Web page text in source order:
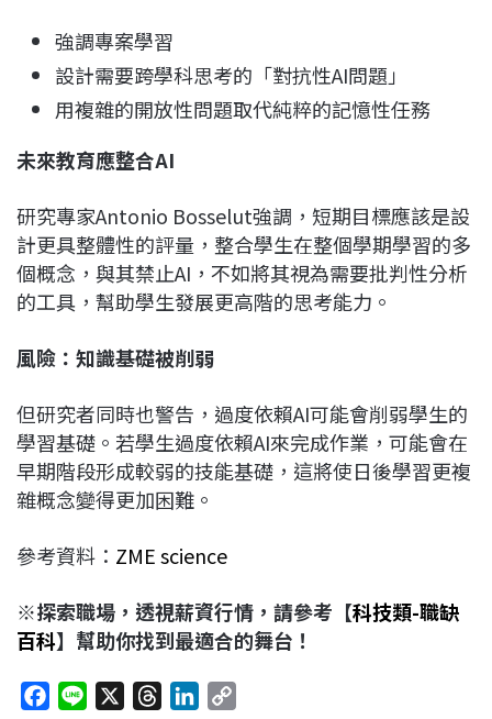
強調專案學習
設計需要跨學科思考的「對抗性AI問題」
用複雜的開放性問題取代純粹的記憶性任務
未來教育應整合AI
研究專家Antonio Bosselut強調，短期目標應該是設
計更具整體性的評量，整合學生在整個學期學習的多
個概念，與其禁止AI，不如將其視為需要批判性分析
的工具，幫助學生發展更高階的思考能力。
風險：知識基礎被削弱
但研究者同時也警告，過度依賴AI可能會削弱學生的
學習基礎。若學生過度依賴AI來完成作業，可能會在
早期階段形成較弱的技能基礎，這將使日後學習更複
雜概念變得更加困難。
參考資料： ZME science
※探索職場，透視薪資行情，請參考【科技類-職缺
百科】幫助你找到最適合的舞台！